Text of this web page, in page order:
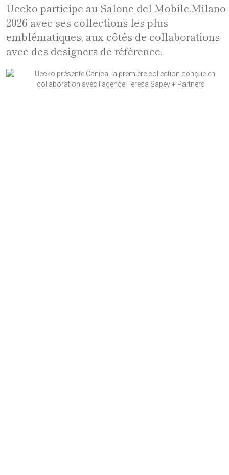
Uecko participe au Salone del Mobile.Milano
2026 avec ses collections les plus
emblématiques, aux côtés de collaborations
avec des designers de référence.